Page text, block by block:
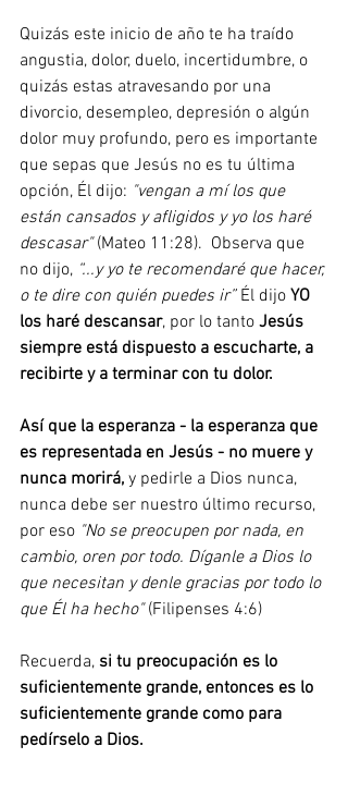
Quizás este inicio de año te ha traído
angustia, dolor, duelo, incertidumbre, o
quizás estas atravesando por una
divorcio, desempleo, depresión o algún
dolor muy profundo, pero es importante
que sepas que Jesús no es tu última
opción, Él dijo: "vengan a mí los que
están cansados y afligidos y yo los haré
descasar" (Mateo 11:28).  Observa que
no dijo, “...y yo te recomendaré que hacer,
o te dire con quién puedes ir” Él dijo YO
los haré descansar, por lo tanto Jesús
siempre está dispuesto a escucharte, a
recibirte y a terminar con tu dolor.
Así que la esperanza - la esperanza que
es representada en Jesús - no muere y
nunca morirá, y pedirle a Dios nunca,
nunca debe ser nuestro último recurso,
por eso "No se preocupen por nada, en
cambio, oren por todo. Díganle a Dios lo
que necesitan y denle gracias por todo lo
que Él ha hecho" (Filipenses 4:6)
Recuerda, si tu preocupación es lo
suficientemente grande, entonces es lo
suficientemente grande como para
pedírselo a Dios.